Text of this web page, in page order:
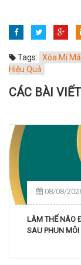
Tags: Xóa Mí
Hiệu Quả
CÁC BÀI
08/08/
LÀM THẾ NÀO
SAU PHUN MÔI